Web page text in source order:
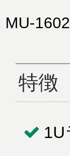
MU-
特徴